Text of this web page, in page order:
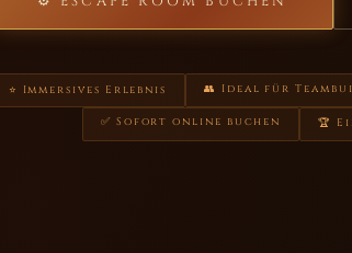
⭐ Immersives Erlebnis 👥 Ideal für
✅ Sofort online buchen 🏆